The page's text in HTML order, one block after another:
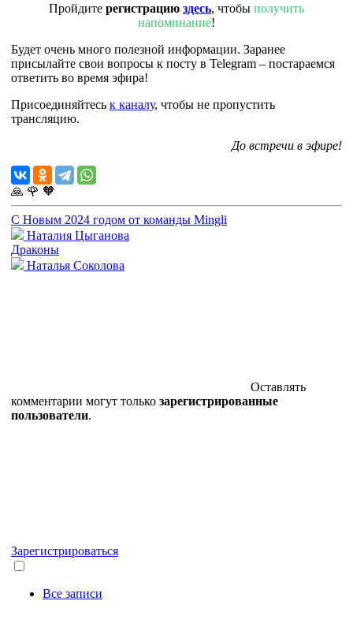
Пройдите регистрацию здесь, чтобы получить
напоминание!
Будет очень много полезной информации. Заранее
присылайте свои вопросы к посту в Telegram – постараемся
ответить во время эфира!
Присоединяйтесь к каналу, чтобы не пропустить
трансляцию.
До встречи в эфире!
🙏 🌹 🧡
С Новым 2024 годом от команды Mingli
Наталия Цыганова
Драконы
Наталья Соколова
Оставлять
комментарии могут только зарегистрированные
пользователи.
Зарегистрироваться
Все записи